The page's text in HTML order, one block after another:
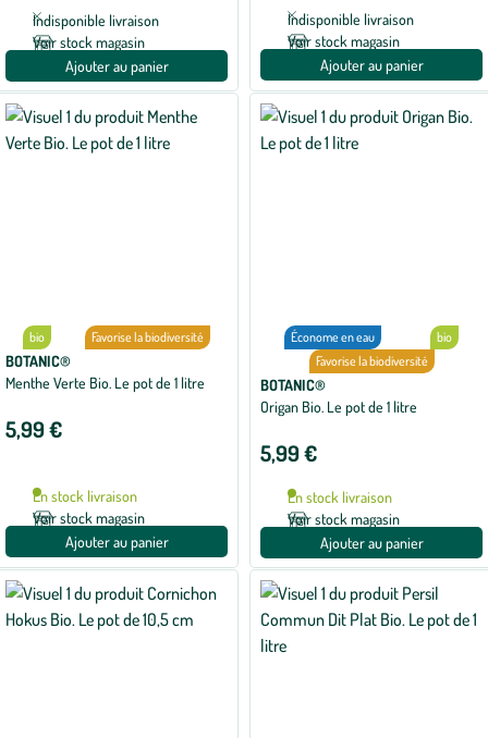
Indisponible livraison
Voir stock magasin
Ajouter au panier
Indisponible livraison
Voir stock magasin
Ajouter au panier
bio Favorise la biodiversité
BOTANIC®
Menthe Verte Bio. Le pot de 1 litre
5,99 €
En stock livraison
Voir stock magasin
Ajouter au panier
Économe en eau
bio
Favorise la biodiversité
BOTANIC®
Origan Bio. Le pot de 1 litre
5,99 €
En stock livraison
Voir stock magasin
Ajouter au panier